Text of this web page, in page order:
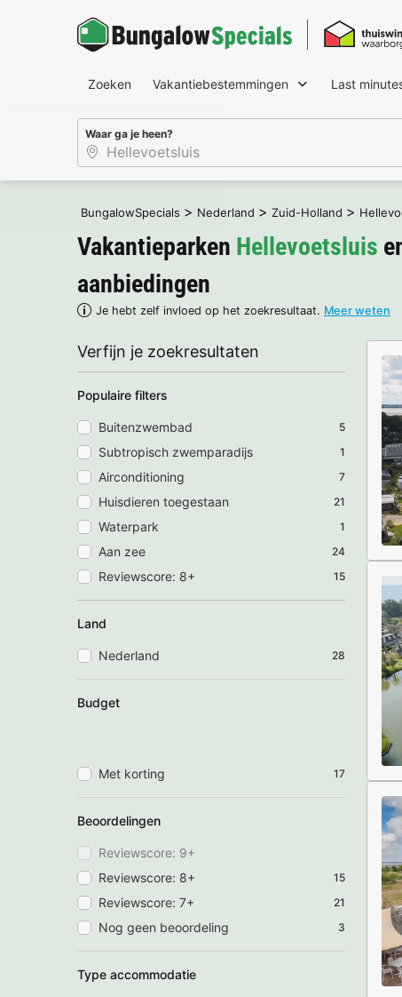
Zoeken Vakantiebestemmingen Last
Waar ga je heen?
BungalowSpecials > Nederland > Zuid-Holland >
Vakantieparken Hellevoetsluis
aanbiedingen
Je hebt zelf invloed op het zoekresultaat. Meer weten
Verfijn je zoekresultaten
Populaire filters
Buitenzwembad 5
Subtropisch zwemparadijs 1
Airconditioning 7
Huisdieren toegestaan 21
Waterpark 1
Aan zee 24
Reviewscore: 8+ 15
Land
Nederland 28
Budget
Met korting 17
Beoordelingen
Reviewscore: 9+
Reviewscore: 8+
15
Reviewscore: 7+ 21
Nog geen beoordeling 3
Type accommodatie